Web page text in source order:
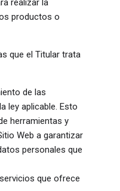
productos o
que el Titular trata
de las
ley aplicable. Esto
herramientas y
Web a garantizar
personales que
que ofrece